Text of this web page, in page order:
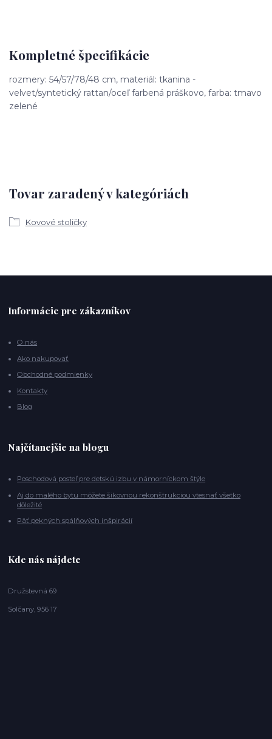
Kompletné špecifikácie
rozmery: 54/57/78/48 cm, materiál: tkanina -
velvet/syntetický rattan/oceľ farbená práškovo, farba: tmavo
zelené
Tovar zaradený v kategóriách
Kovové stoličky
Informácie pre zákazníkov
O nás
Ako nakupovať
Obchodné podmienky
Kontakty
Blog
Najčítanejšie na blogu
Poschodová posteľ pre detskú izbu v námorníckom štýle
Aj do malého bytu môžete šikovnou rekonštrukciou vtesnať všetko
dôležité
Päť pekných spálňových inšpirácií
Kde nás nájdete
Družstevná 69
Solčany, 956 17